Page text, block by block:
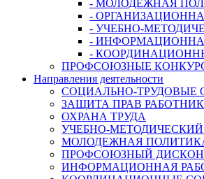
- МОЛОДЁЖНАЯ
-
- УЧЕБНО-
-
-
ПРОФСОЮЗНЫЕ
Направления деятельности
СОЦИАЛЬНО-ТРУДОВЫЕ
ЗАЩИТА ПРАВ
ОХРАНА ТРУДА
УЧЕБНО-
МОЛОДЕЖНАЯ
ПРОФСОЮЗНЫЙ
ИНФОРМАЦИОННАЯ